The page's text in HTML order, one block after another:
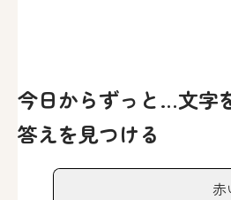
今日からずっと…文字
答えを見つける
赤